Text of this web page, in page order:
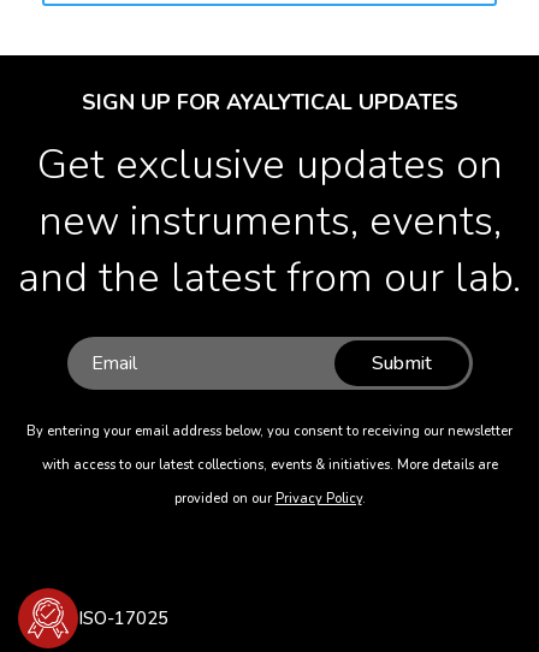
SIGN UP FOR AYALYTICAL UPDATES
Get exclusive updates on
new instruments, events,
and the latest from our lab.
Submit
By entering your email address below, you consent to receiving our newsletter
with access to our latest collections, events & initiatives. More details are
provided on our Privacy Policy.
ISO-17025